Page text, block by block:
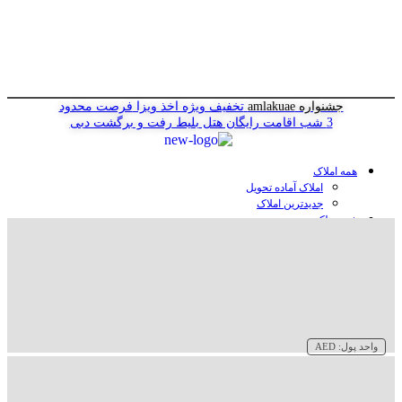
جشنواره amlakuae تخفیف ویژه اخذ ویزا فرصت محدود
3 شب اقامت رایگان هتل
بلیط رفت و برگشت دبی
همه املاک
املاک آماده تحویل
جدیدترین املاک
خرید ملک در دبی
واحد پول: AED